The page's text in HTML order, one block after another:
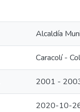
Alcaldía
Caracolí -
2001 -
2020-10-